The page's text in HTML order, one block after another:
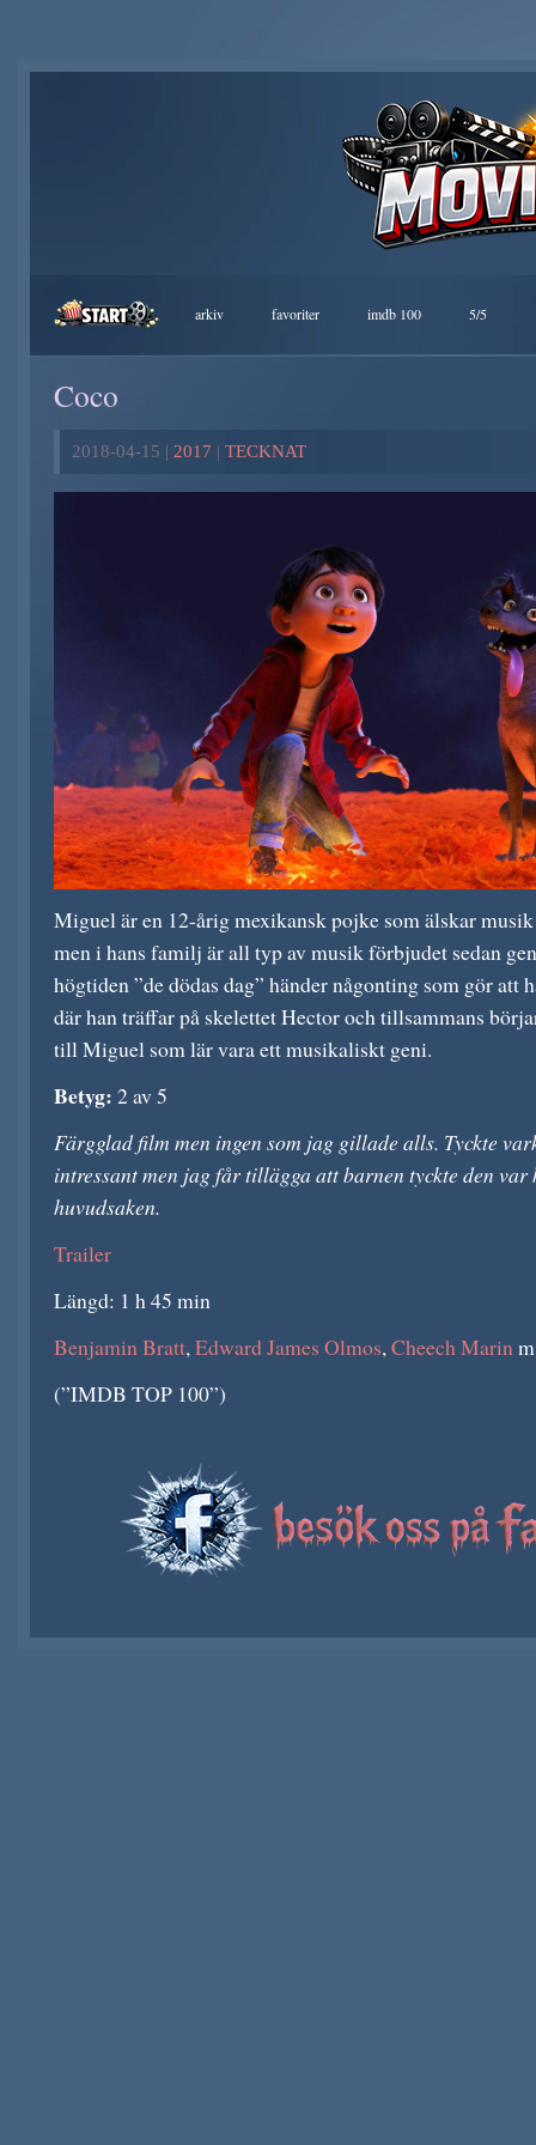
arkiv favoriter imdb 100 5/5
Coco
2018-04-15 | 2017 | TECKNAT
Miguel är en 12-årig mexikansk pojke som älskar
men i hans familj är all typ av musik förbjudet sedan
högtiden ”de dödas dag” händer någonting som gör att
där han träffar på skelettet Hector och tillsammans
till Miguel som lär vara ett musikaliskt geni.
Betyg: 2 av 5
Färgglad film men ingen som jag gillade alls. Tyckte
intressant men jag får tillägga att barnen tyckte den var
huvudsaken.
Trailer
Längd: 1 h 45 min
Benjamin Bratt,Edward James Olmos,Cheech Marin
(”IMDB TOP 100”)